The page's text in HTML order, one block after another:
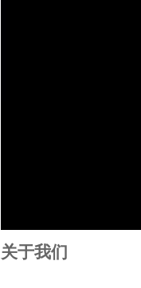
关于我们